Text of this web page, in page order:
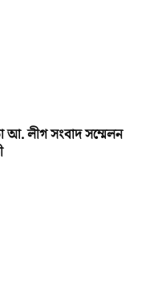
আ. লীগ সংবাদ সম্মেলন